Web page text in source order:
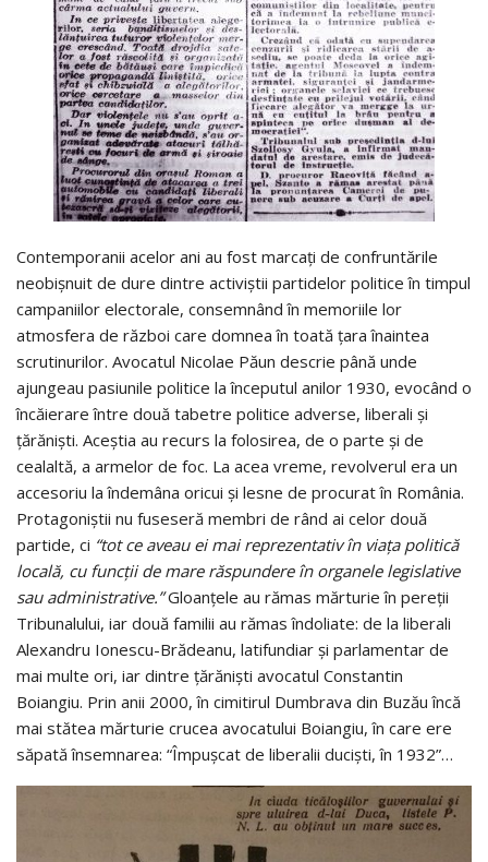
Contemporanii acelor ani au fost marcați de confruntările
neobișnuit de dure dintre activiștii partidelor politice în timpul
campaniilor electorale, consemnând în memoriile lor
atmosfera de război care domnea în toată țara înaintea
scrutinurilor. Avocatul Nicolae Păun descrie până unde
ajungeau pasiunile politice la începutul anilor 1930, evocând o
încăierare între două tabetre politice adverse, liberali și
țărăniști. Aceștia au recurs la folosirea, de o parte și de
cealaltă, a armelor de foc. La acea vreme, revolverul era un
accesoriu la îndemâna oricui și lesne de procurat în România.
Protagoniștii nu fuseseră membri de rând ai celor două
partide, ci “tot ce aveau ei mai reprezentativ în viața politică
locală, cu funcții de mare răspundere în organele legislative
sau administrative.”Gloanțele au rămas mărturie în pereții
Tribunalului, iar două familii au rămas îndoliate: de la liberali
Alexandru Ionescu-Brădeanu, latifundiar și parlamentar de
mai multe ori, iar dintre țărăniști avocatul Constantin
Boiangiu. Prin anii 2000, în cimitirul Dumbrava din Buzău încă
mai stătea mărturie crucea avocatului Boiangiu, în care ere
săpată însemnarea: “Împușcat de liberalii duciști, în 1932”…